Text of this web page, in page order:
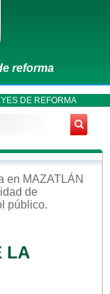
reforma
DE REFORMA
en MAZATLÁN
de
público.
LA